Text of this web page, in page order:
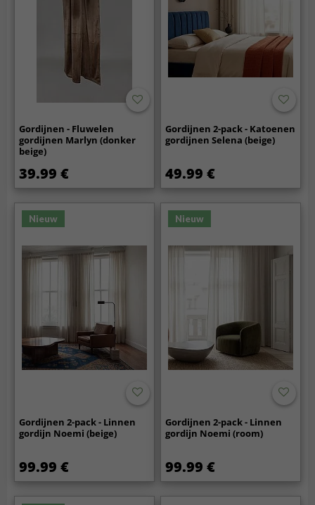
Gordijnen - Fluwelen
gordijnen Marlyn (donker
beige)
39.99 €
Gordijnen 2-pack - Katoenen
gordijnen Selena (beige)
49.99 €
Nieuw
Gordijnen 2-pack - Linnen
gordijn Noemi (beige)
99.99 €
Nieuw
Gordijnen 2-pack - Linnen
gordijn Noemi (room)
99.99 €